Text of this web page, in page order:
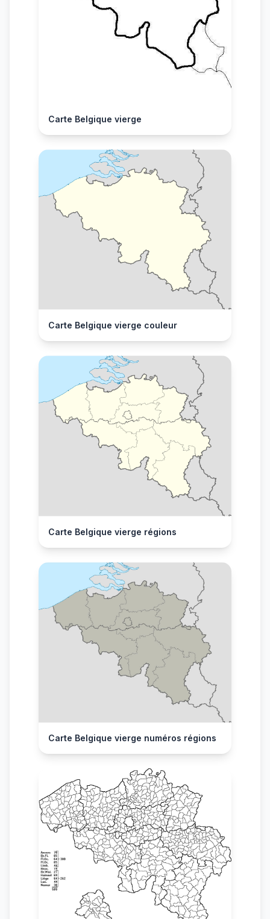
Carte Belgique vierge
Carte Belgique vierge couleur
Carte Belgique vierge régions
Carte Belgique vierge numéros régions